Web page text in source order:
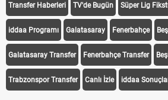
Transfer Haberleri TV'de Bugün Süper Lig
iddaa Programı Galatasaray Fenerbahçe
Galatasaray Transfer Fenerbahçe Transfer
Trabzonspor Transfer Canlı İzle iddaa